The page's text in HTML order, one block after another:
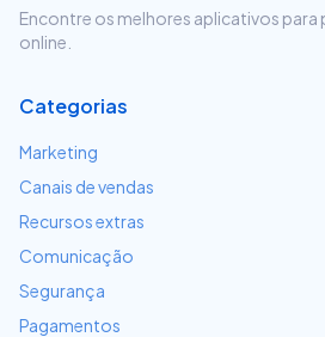
Encontre os melhores aplicativos para
online.
Categorias
Marketing
Canais de vendas
Recursos extras
Comunicação
Segurança
Pagamentos